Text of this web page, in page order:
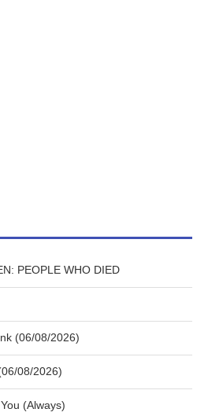
PEOPLE WHO DIED
(06/08/2026)
08/2026)
(Always)